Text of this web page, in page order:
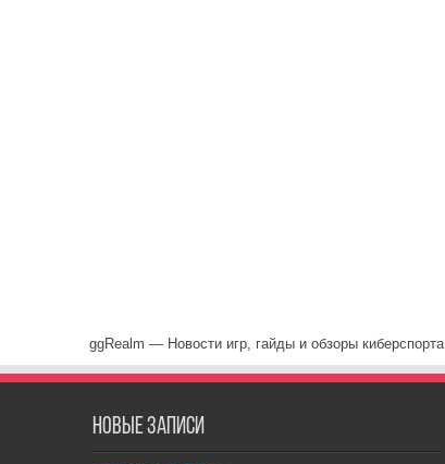
ggRealm — Новости игр, гайды и обзоры киберспорта
Новые записи